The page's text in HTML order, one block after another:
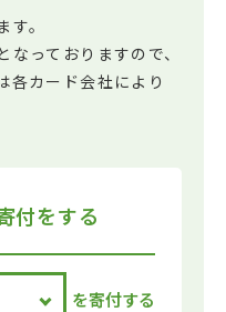
。
っておりますので、
各カード会社により
付をする
を寄付する